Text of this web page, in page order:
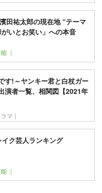
田祐太郎の現在地 “テーマ
いとお笑い」への本音
｜
す!～ヤンキー君と白杖ガー
演者一覧、相関図【2021年
ラマ｜
ク芸人ランキング
｜